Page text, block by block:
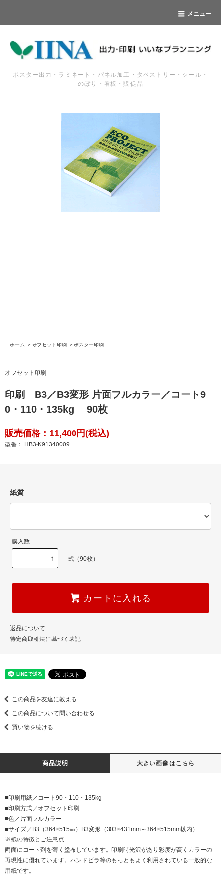
メニュー
ポスター出力・ラミネート・パネル加工・タペストリー・シール・
のぼり・看板・販促品
ホーム > オフセット印刷 > ポスター印刷
オフセット印刷
印刷 B3／B3変形 片面フルカラー／コート9
0・110・135kg 90枚
販売価格：11,400円(税込)
型番： HB3-K91340009
紙質
購入数
式（90枚）
カートに入れる
返品について
特定商取引法に基づく表記
この商品を友達に教える
この商品について問い合わせる
買い物を続ける
商品説明 大きい画像はこちら
■印刷用紙／コート90・110・135kg
■印刷方式／オフセット印刷
■色／片面フルカラー
■サイズ／B3（364×515㎜）B3変形（303×431mm～364×515mm以内）
※紙の特徴とご注意点
両面にコート剤を薄く塗布しています。印刷時光沢があり彩度が高くカラーの
再現性に優れています。ハンドビラ等のもっともよく利用されている一般的な
用紙です。